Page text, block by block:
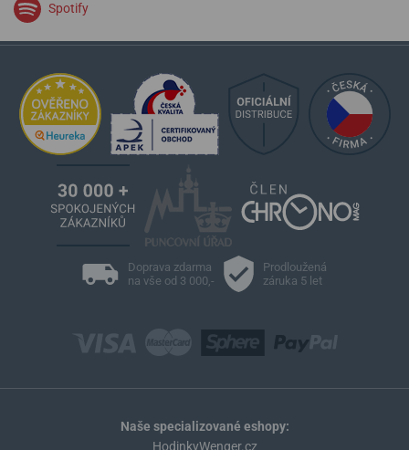
Spotify
Doprava zdarma
na vše od 3 000,-
Prodloužená
záruka 5 let
Naše specializované eshopy:
HodinkyWenger.cz